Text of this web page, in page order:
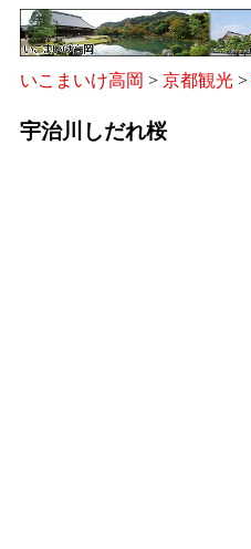
いこまいけ高岡 > 京都観光 >
宇治川しだれ桜